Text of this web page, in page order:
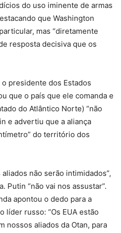
do uso iminente de armas
que Washington
mas “diretamente
resposta decisiva que os
presidente dos Estados
que o país que ele comanda e
do Atlântico Norte) “não
e advertiu que a aliança
do território dos
não serão intimidados”,
Putin “não vai nos assustar”.
apontou o dedo para a
líder russo: “Os EUA estão
nossos aliados da Otan, para